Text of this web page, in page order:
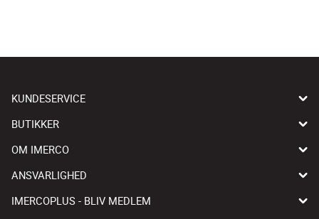
KUNDESERVICE
BUTIKKER
OM IMERCO
ANSVARLIGHED
IMERCOPLUS - BLIV MEDLEM